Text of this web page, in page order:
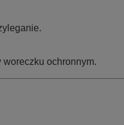
ochronnym.